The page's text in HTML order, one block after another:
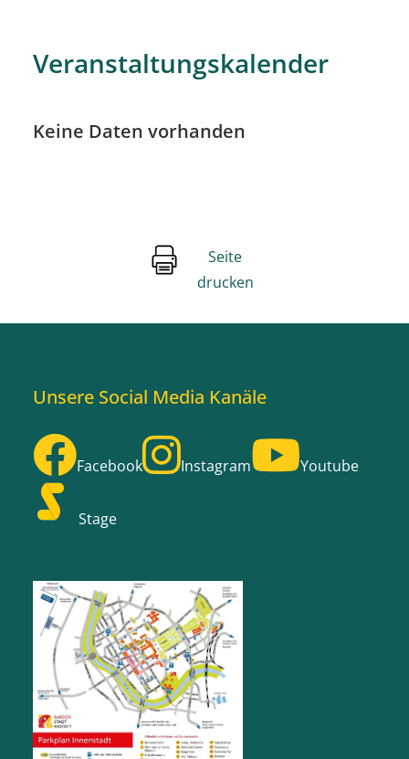
Veranstaltungskalender
Keine Daten vorhanden
Seite
drucken
Unsere Social Media Kanäle
Facebook Instagram Youtube
Stage